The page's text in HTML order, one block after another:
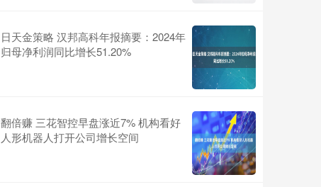
日天金策略 汉邦高科年报摘要：2024年
归母净利润同比增长51.20%
翻倍赚 三花智控早盘涨近7% 机构看好
人形机器人打开公司增长空间